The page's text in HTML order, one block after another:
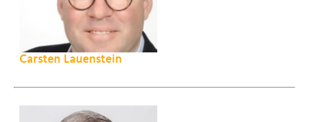
Carsten Lauenstein